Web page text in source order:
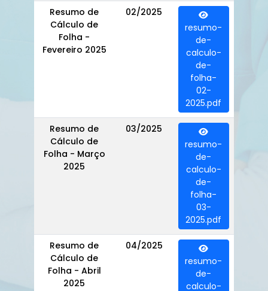
Resumo de
Cálculo de
Folha -
Fevereiro 2025
02/2025
resumo-
de-
calculo-
de-
folha-
02-
2025.pdf
Resumo de
Cálculo de
Folha - Março
2025
03/2025
resumo-
de-
calculo-
de-
folha-
03-
2025.pdf
Resumo de
Cálculo de
Folha - Abril
2025
04/2025
resumo-
de-
calculo-